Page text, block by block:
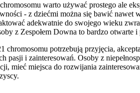
warto używać prostego ale
- z dziećmi można się bawić nawet
adekwatnie do swojego wieku
z Zespołem Downa to bardzo otwarte
chromosomu potrzebują przyjęcia,
pasji i zainteresowań. Osoby z
mieć miejsca do rozwijania